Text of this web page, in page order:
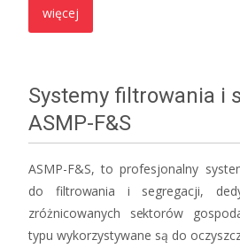
więcej
Systemy filtrowania i
ASMP-F&S
ASMP-F&S, to profesjonalny
do filtrowania i segregacji,
zróżnicowanych sektorów
typu wykorzystywane są do